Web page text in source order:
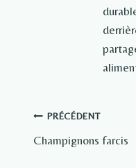
Navigation
de
PRÉCÉDENT
Champignons farcis